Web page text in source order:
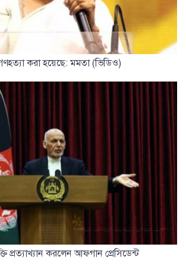
করা হয়েছে: মমতা (ভিডিও)
প্রত্যাখ্যান করলেন আফগান প্রেসিডেন্ট